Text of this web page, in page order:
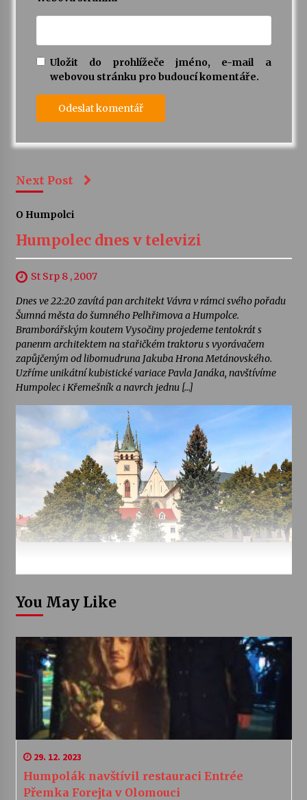
Uložit do prohlížeče jméno, e-mail a
webovou stránku pro budoucí komentáře.
Next Post
O Humpolci
Humpolec dnes v televizi
St Srp 8 , 2007
Dnes ve 22:20 zavítá pan architekt Vávra v rámci svého pořadu
Šumná města do šumného Pelhřimova a Humpolce.
Bramborářským koutem Vysočiny projedeme tentokrát s
panenm architektem na stařičkém traktoru s vyorávačem
zapůjčeným od libomudruna Jakuba Hrona Metánovského.
Uzříme unikátní kubistické variace Pavla Janáka, navštívíme
Humpolec i Křemešník a navrch jednu […]
You May Like
29. 12. 2023
Humpolák navštívil restauraci Entrée
Přemka Forejta v Olomouci